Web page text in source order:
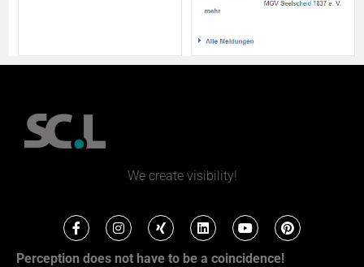
We create visibility!
Perception does not have to be a coincidence!